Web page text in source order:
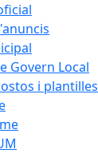
Govern Local
i plantilles